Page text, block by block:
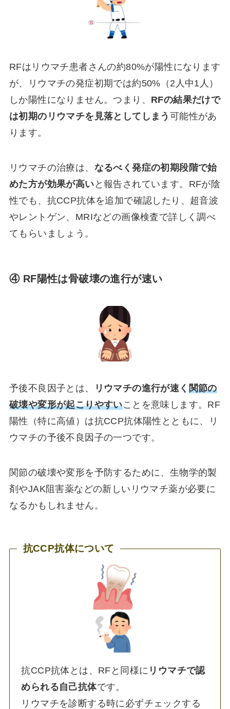
RFはリウマチ患者さんの約80%が陽性になります
が、リウマチの発症初期では約50%（2人中1人）
しか陽性になりません。つまり、 RFの結果だけで
は初期のリウマチを見落としてしまう 可能性があ
ります。
リウマチの治療は、 なるべく発症の初期段階で始
めた方が効果が高い と報告されています。RFが陰
性でも、抗CCP抗体を追加で確認したり、超音波
やレントゲン、MRIなどの画像検査で詳しく調べ
てもらいましょう。
④ RF陽性は骨破壊の進行が速い
予後不良因子とは、 リウマチの進行が速く 関節の
破壊や変形が起こりやすいことを意味します。RF
陽性（特に高値）は抗CCP抗体陽性とともに、リ
ウマチの予後不良因子の一つです。
関節の破壊や変形を予防するために、生物学的製
剤やJAK阻害薬などの新しいリウマチ薬が必要に
なるかもしれません。
抗CCP抗体について
抗CCP抗体とは、RFと同様に リウマチで認
められる自己抗体です。
リウマチを診断する時に必ずチェックする